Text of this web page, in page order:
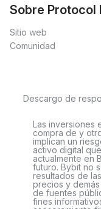
Sobre Protocol
Sitio web
Comunidad
Descargo de
Las inversiones
compra de y
implican un
activo digital
actualmente en
futuro. Bybit no
resultados de
precios y
de fuentes
fines